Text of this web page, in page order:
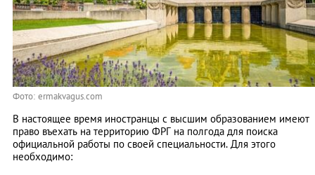
Фото: ermakvagus.com
В настоящее время иностранцы с высшим образованием имеют
право въехать на территорию ФРГ на полгода для поиска
официальной работы по своей специальности. Для этого
необходимо: